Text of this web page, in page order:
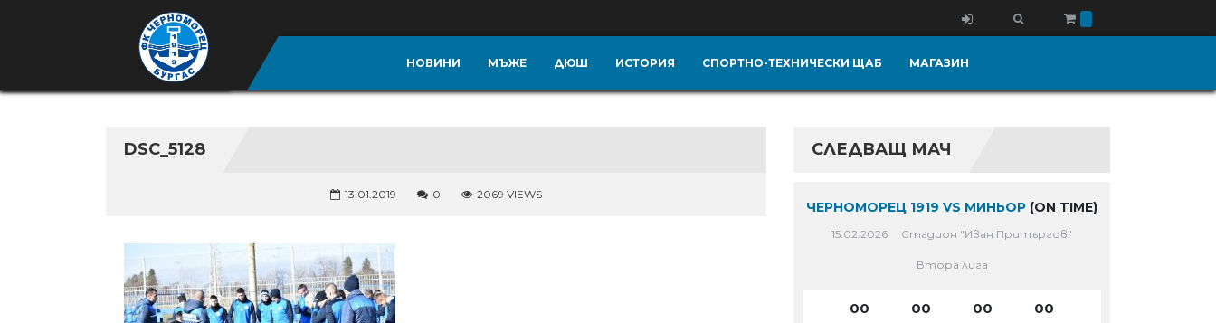
НОВИНИ МЪЖЕ ДЮШ ИСТОРИЯ СПОРТНО-ТЕХНИЧЕСКИ ЩАБ МАГАЗИН
DSC_5128
13.01.2019 0 2069 VIEWS
СЛЕДВАЩ МАЧ
ЧЕРНОМОРЕЦ 1919 VS МИНЬОР (ON TIME)
15.02.2026 Стадион "Иван Притъргов"
Втора лига
00 00 00 00